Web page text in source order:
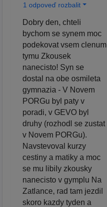
1 odpoveď rozbalit
Dobry den, chteli
bychom se synem moc
podekovat vsem clenum
tymu Zkousek
nanecisto! Syn se
dostal na obe osmileta
gymnazia - V Novem
PORGu byl paty v
poradi, v GEVO byl
druhy (rozhodl se zustat
v Novem PORGu).
Navstevoval kurzy
cestiny a matiky a moc
se mu libily zkousky
nanecisto v gymplu Na
Zatlance, rad tam jezdil
skoro kazdy tyden a